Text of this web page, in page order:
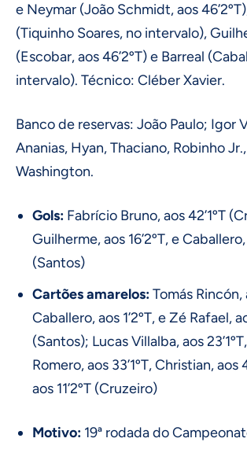
e Neymar (João Schmidt, aos
(Tiquinho Soares, no intervalo),
(Escobar, aos 46’2ºT) e Barreal
intervalo). Técnico: Cléber Xavier.
Banco de reservas: João Paulo; Igor
Ananias, Hyan, Thaciano, Robinho
Washington.
Gols: Fabrício Bruno, aos 42’1ºT
Guilherme, aos 16’2ºT, e Caballero,
(Santos)
Cartões amarelos:Tomás Rincón,
Caballero, aos 1’2ºT, e Zé Rafael,
(Santos); Lucas Villalba, aos
Romero, aos 33’1ºT, Christian, aos
aos 11’2ºT (Cruzeiro)
Motivo: 19ª rodada do